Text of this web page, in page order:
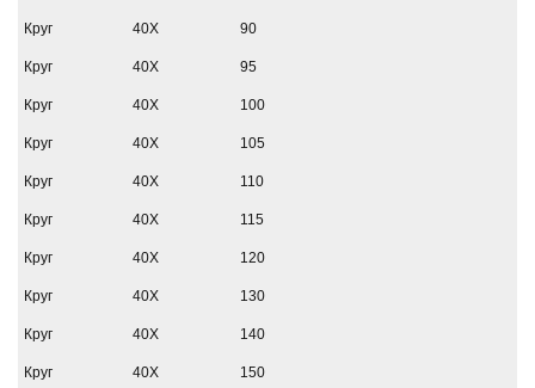
Круг 40Х 90
Круг 40Х 95
Круг 40Х 100
Круг 40Х 105
Круг 40Х 110
Круг 40Х 115
Круг 40Х 120
Круг 40Х 130
Круг 40Х 140
Круг 40Х 150